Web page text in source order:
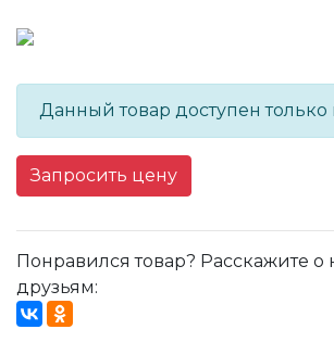
Данный товар доступен только
Запросить цену
Понравился товар? Расскажите о
друзьям: